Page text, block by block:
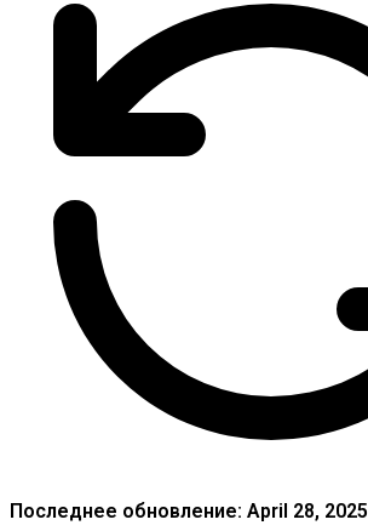
Последнее обновление: April 28, 2025